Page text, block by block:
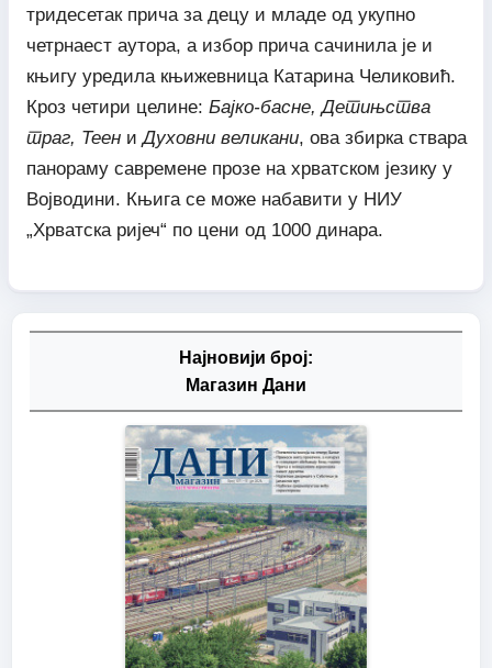
тридесетак прича за децу и младе од укупно
четрнаест аутора, а избор прича сачинила је и
књигу уредила књижевница Катарина Челиковић.
Кроз четири целине: Бајко-басне, Детињства
траг, ТеениДуховни великани, ова збирка ствара
панораму савремене прозе на хрватском језику у
Војводини. Књига се може набавити у НИУ
„Хрватска ријеч“ по цени од 1000 динара.
Најновији број:
Магазин Дани